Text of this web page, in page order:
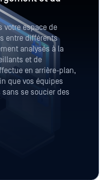
votre espace de
entre différents
analysés à la
et de
en arrière-plan,
que vos équipes
se soucier des